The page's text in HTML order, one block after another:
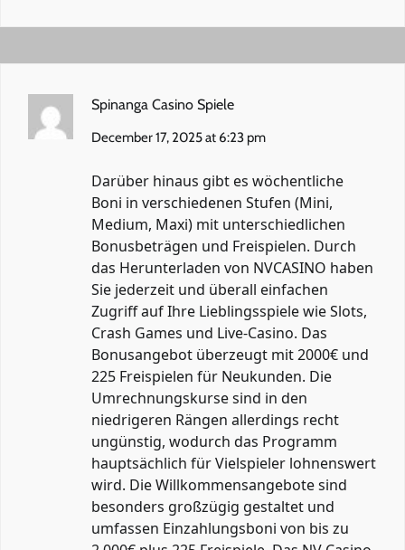
Spinanga Casino Spiele
December 17, 2025 at 6:23 pm
Darüber hinaus gibt es wöchentliche
Boni in verschiedenen Stufen (Mini,
Medium, Maxi) mit unterschiedlichen
Bonusbeträgen und Freispielen. Durch
das Herunterladen von NVCASINO haben
Sie jederzeit und überall einfachen
Zugriff auf Ihre Lieblingsspiele wie Slots,
Crash Games und Live-Casino. Das
Bonusangebot überzeugt mit 2000€ und
225 Freispielen für Neukunden. Die
Umrechnungskurse sind in den
niedrigeren Rängen allerdings recht
ungünstig, wodurch das Programm
hauptsächlich für Vielspieler lohnenswert
wird. Die Willkommensangebote sind
besonders großzügig gestaltet und
umfassen Einzahlungsboni von bis zu